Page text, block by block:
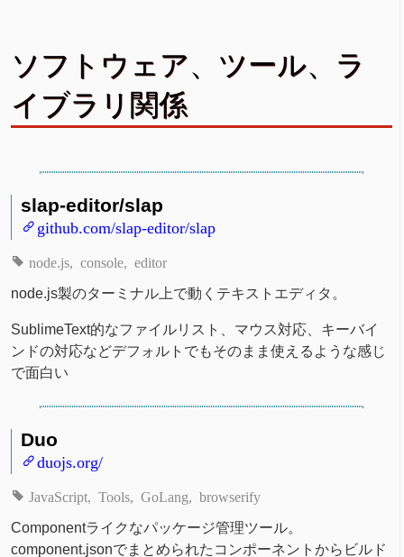
ソフトウェア、ツール、ラ
イブラリ関係
slap-editor/slap
github.com/slap-editor/slap
node.js console editor
node.js製のターミナル上で動くテキストエディタ。
SublimeText的なファイルリスト、マウス対応、キーバイ
ンドの対応などデフォルトでもそのまま使えるような感じ
で面白い
Duo
duojs.org/
JavaScript Tools GoLang browserify
Componentライクなパッケージ管理ツール。
component.jsonでまとめられたコンポーネントからビルド